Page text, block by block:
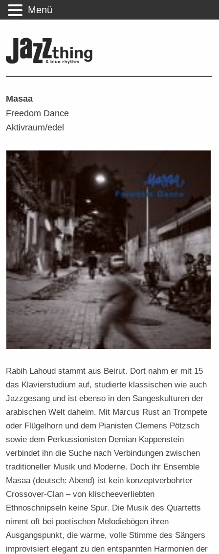
Masaa
Freedom Dance
Aktivraum/edel
Rabih Lahoud stammt aus Beirut. Dort nahm er mit 15
das Klavierstudium auf, studierte klassischen wie auch
Jazzgesang und ist ebenso in den Sangeskulturen der
arabischen Welt daheim. Mit Marcus Rust an Trompete
oder Flügelhorn und dem Pianisten Clemens Pötzsch
sowie dem Perkussionisten Demian Kappenstein
verbindet ihn die Suche nach Verbindungen zwischen
traditioneller Musik und Moderne. Doch ihr Ensemble
Masaa (deutsch: Abend) ist kein konzeptverbohrter
Crossover-Clan – von klischeeverliebten
Ethnoschnipseln keine Spur. Die Musik des Quartetts
nimmt oft bei poetischen Melodiebögen ihren
Ausgangspunkt, die warme, volle Stimme des Sängers
improvisiert elegant zu den entspannten Harmonien der
Menü